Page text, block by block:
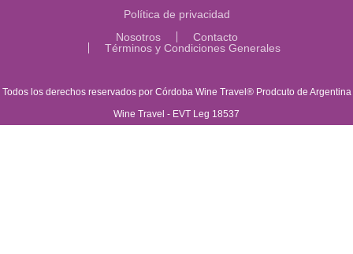
Política de privacidad
Nosotros
Contacto
Términos y Condiciones Generales